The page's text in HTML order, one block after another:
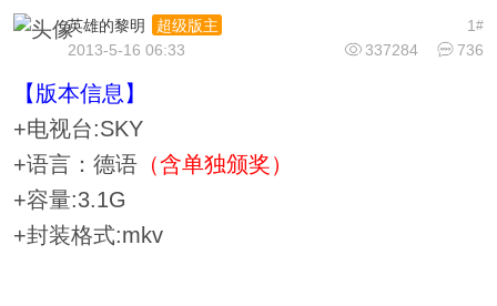
1#
英雄的黎明
超级版主
337284
736
2013-5-16 06:33
【版本信息】
+电视台:SKY
+语言：德语（含单独颁奖）
+容量:3.1G
+封装格式:mkv